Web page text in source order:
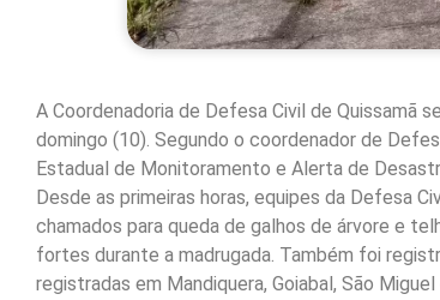
A Coordenadoria de Defesa Civil de Quissamã
domingo (10). Segundo o coordenador de
Estadual de Monitoramento e Alerta de
Desde as primeiras horas, equipes da Defesa
chamados para queda de galhos de árvore e
fortes durante a madrugada. Também foi
registradas em Mandiquera, Goiabal, São